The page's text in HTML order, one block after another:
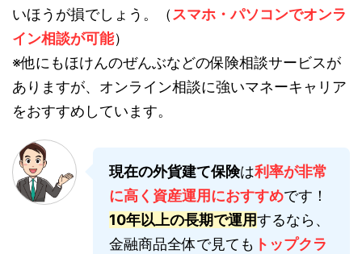
いほうが損でしょう。（スマホ・パソコンでオンラ
イン相談が可能）
※他にもほけんのぜんぶなどの保険相談サービスが
ありますが、オンライン相談に強いマネーキャリア
をおすすめしています。
現在の外貨建て保険は利率が非常
に高く資産運用におすすめです！
10年以上の長期で運用するなら、
金融商品全体で見ても トップクラ